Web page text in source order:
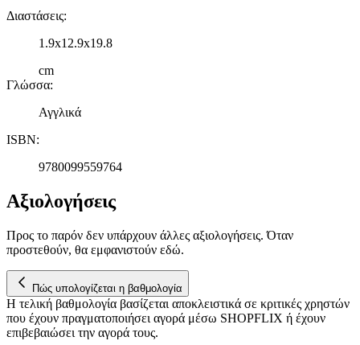
Διαστάσεις:
1.9x12.9x19.8
cm
Γλώσσα:
Αγγλικά
ISBN:
9780099559764
Αξιολογήσεις
Προς το παρόν δεν υπάρχουν άλλες αξιολογήσεις. Όταν
προστεθούν, θα εμφανιστούν εδώ.
Πώς υπολογίζεται η βαθμολογία
Η τελική βαθμολογία βασίζεται αποκλειστικά σε κριτικές χρηστών
που έχουν πραγματοποιήσει αγορά μέσω SHOPFLIX ή έχουν
επιβεβαιώσει την αγορά τους.